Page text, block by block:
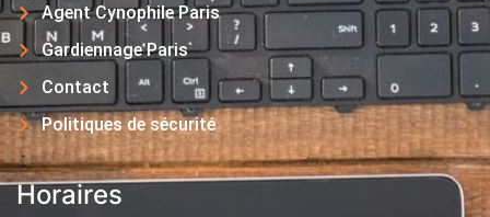
Agent Cynophile Paris
Gardiennage Paris
Contact
Politiques de sécurité
Horaires